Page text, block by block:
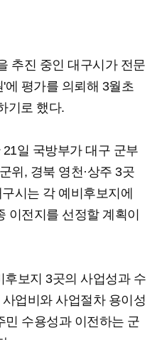
추진 중인 대구시가 전문
에 평가를 의뢰해 3월초
기로 했다.
일 국방부가 대구 군부
위, 경북 영천·상주 3곳
시는 각 예비후보지에
이전지를 선정할 계획이
보지 3곳의 사업성과 수
업비와 사업절차 용이성
민 수용성과 이전하는 군